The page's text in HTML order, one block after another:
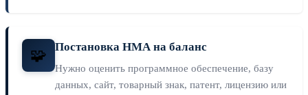
🧩 Постановка НМА на баланс
Нужно оценить программное обеспечение, базу
данных, сайт, товарный знак, патент, лицензию или